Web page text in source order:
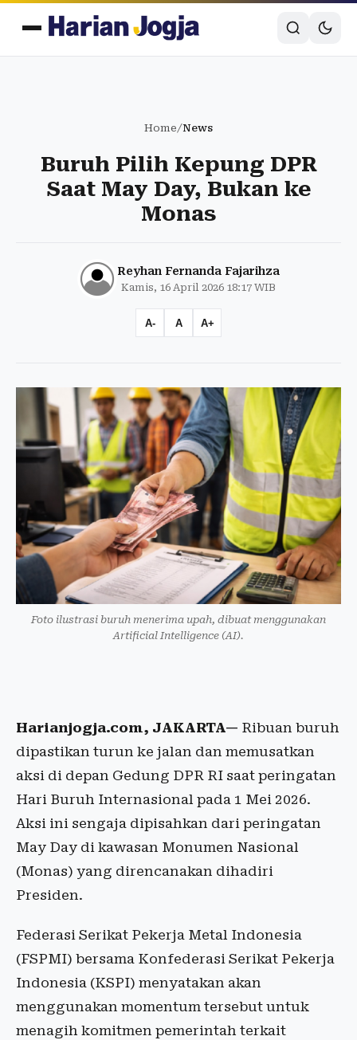
Home/News
Buruh Pilih Kepung DPR
Saat May Day, Bukan ke
Monas
Reyhan Fernanda Fajarihza
Kamis, 16 April 2026 18:17 WIB
A- A A+
Foto ilustrasi buruh menerima upah, dibuat menggunakan
Artificial Intelligence (AI).
Harianjogja.com, JAKARTA— Ribuan buruh
dipastikan turun ke jalan dan memusatkan
aksi di depan Gedung DPR RI saat peringatan
Hari Buruh Internasional pada 1 Mei 2026.
Aksi ini sengaja dipisahkan dari peringatan
May Day di kawasan Monumen Nasional
(Monas) yang direncanakan dihadiri
Presiden.
Federasi Serikat Pekerja Metal Indonesia
(FSPMI) bersama Konfederasi Serikat Pekerja
Indonesia (KSPI) menyatakan akan
menggunakan momentum tersebut untuk
menagih komitmen pemerintah terkait